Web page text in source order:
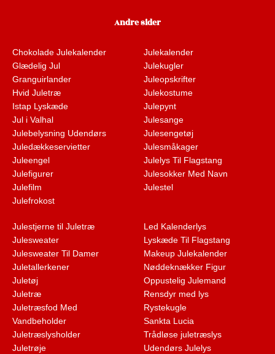
Andre sider
Chokolade Julekalender
Glædelig Jul
Granguirlander
Hvid Juletræ
Istap Lyskæde
Jul i Valhal
Julebelysning Udendørs
Juledækkeservietter
Juleengel
Julefigurer
Julefilm
Julefrokost
Julekalender
Julekugler
Juleopskrifter
Julekostume
Julepynt
Julesange
Julesengetøj
Julesmåkager
Julelys Til Flagstang
Julesokker Med Navn
Julestel
Julestjerne til Juletræ
Julesweater
Julesweater Til Damer
Juletallerkener
Juletøj
Juletræ
Juletræsfod Med
Vandbeholder
Juletræslysholder
Juletrøje
Led Kalenderlys
Lyskæde Til Flagstang
Makeup Julekalender
Nøddeknækker Figur
Oppustelig Julemand
Rensdyr med lys
Rystekugle
Sankta Lucia
Trådløse juletræslys
Udendørs Julelys